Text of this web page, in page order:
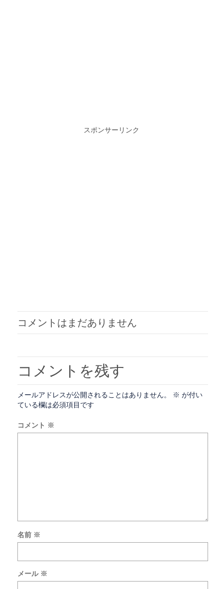
スポンサーリンク
コメントはまだありません
コメントを残す
メールアドレスが公開されることはありません。 ※ が付い
ている欄は必須項目です
コメント ※
名前 ※
メール ※